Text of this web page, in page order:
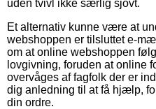
uden tvivl ikke særlig sjovt.
Et alternativ kunne være at
webshoppen er tilsluttet e-
om at online webshoppen
lovgivning, foruden at online
overvåges af fagfolk der er
dig anledning til at få hjælp,
din ordre.